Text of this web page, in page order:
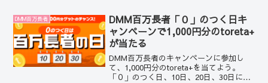
DMM百万長者
DMM百万長者「０」のつく日キ
ャンペーンで1,000円分のtoreta+
が当たる
DMM百万長者のキャンペーンに参加し
て、1,000円分のtoreta+を当てよう。
「０」のつく日、10日、20日、30日に